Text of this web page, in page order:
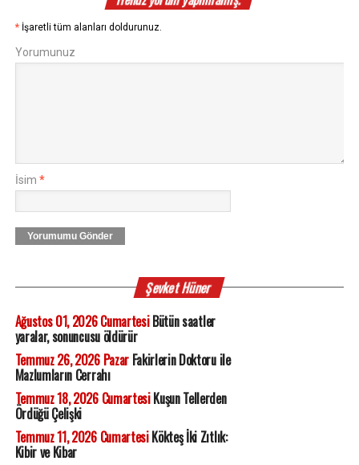
* İşaretli tüm alanları doldurunuz.
Yorumunuz
İsim *
Yorumumu Gönder
Şevket Hüner
Ağustos 01, 2026 CumartesiBütün saatler
yaralar, sonuncusu öldürür
Temmuz 26, 2026 PazarFakirlerin Doktoru ile
Mazlumların Cerrahı
Temmuz 18, 2026 CumartesiKuşun Tellerden
Ördüğü Çelişki
Temmuz 11, 2026 CumartesiKökteş İki Zıtlık:
Kibir ve Kibar